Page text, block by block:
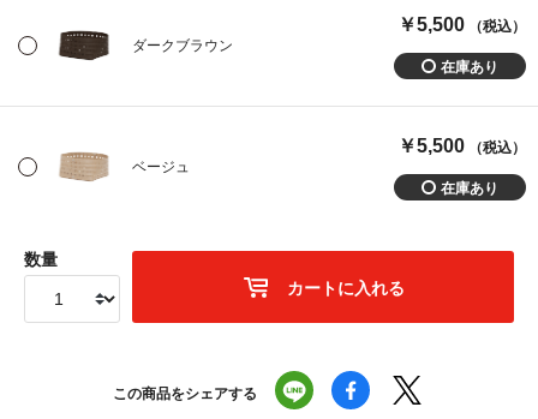
ダークブラウン
￥5,500 （税込）
ベージュ
￥5,500 （税込）
数量
カートに入れる
この商品をシェアする